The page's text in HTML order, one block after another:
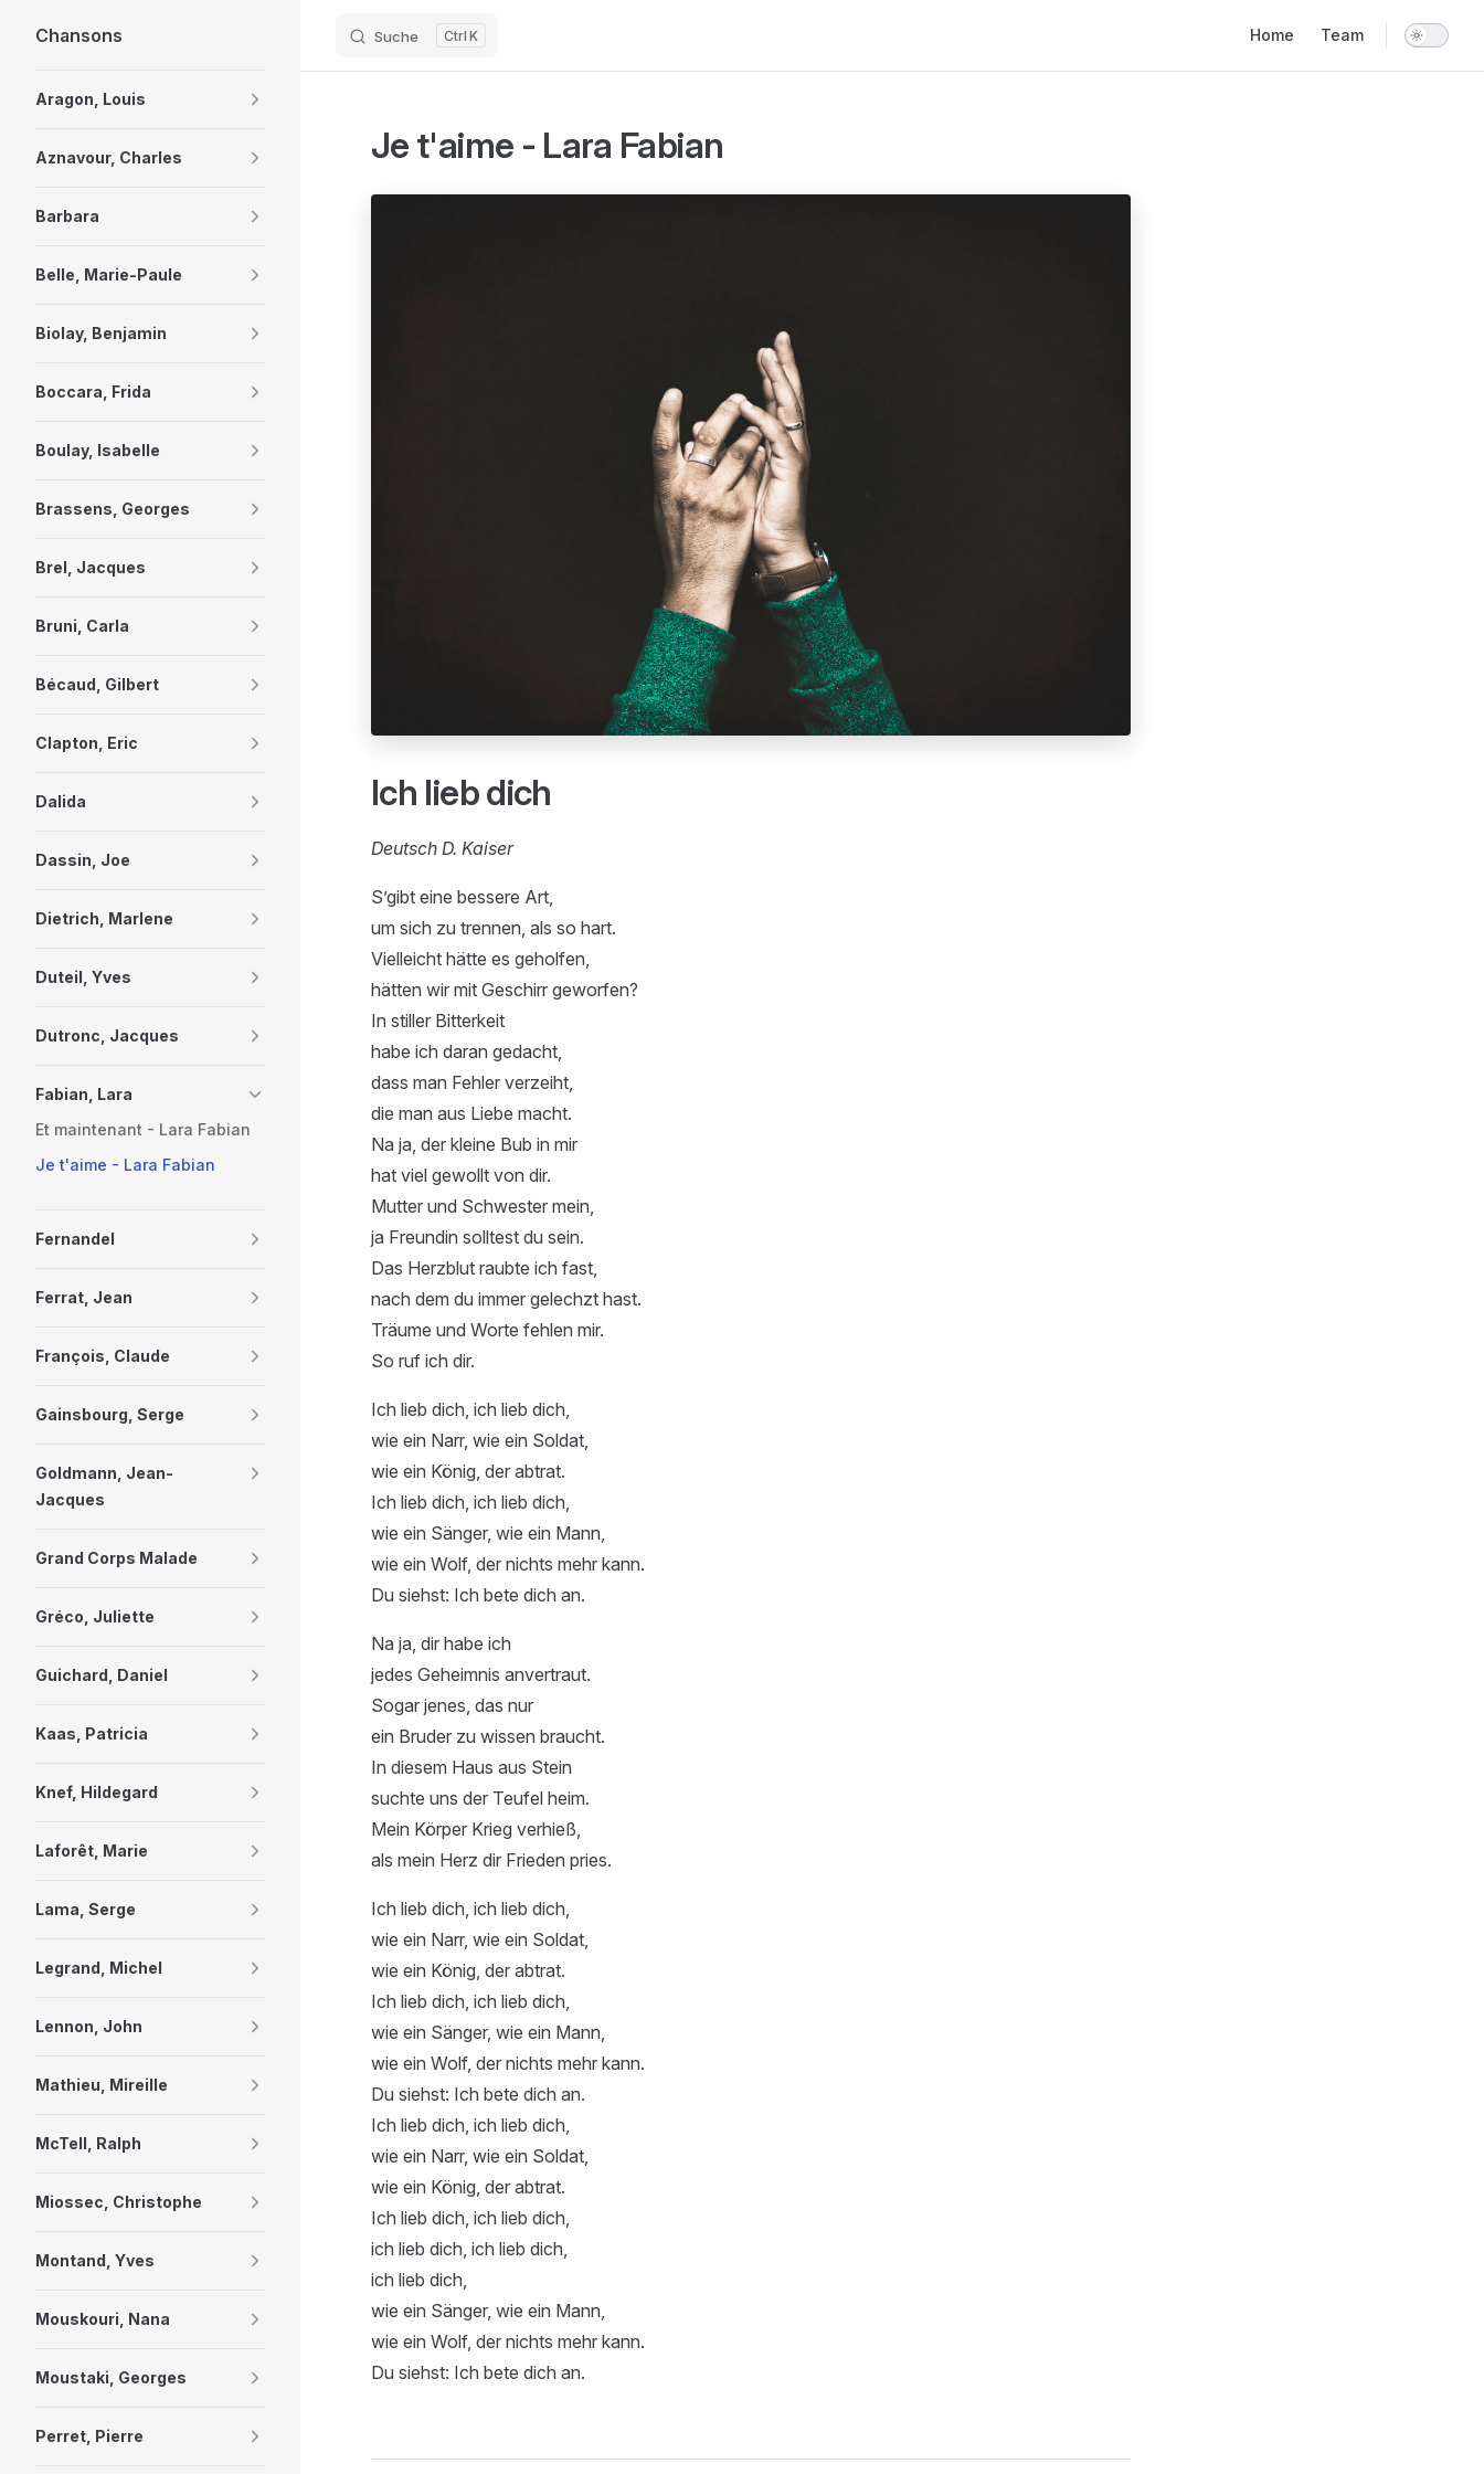
Skip to content
Chansons Suche K Home Team
Aragon, Louis
Aznavour, Charles
Barbara
Belle, Marie-Paule
Biolay, Benjamin
Boccara, Frida
Boulay, Isabelle
Brassens, Georges
Brel, Jacques
Bruni, Carla
Bécaud, Gilbert
Clapton, Eric
Dalida
Dassin, Joe
Dietrich, Marlene
Duteil, Yves
Dutronc, Jacques
Fabian, Lara
Et maintenant - Lara Fabian
Je t'aime - Lara Fabian
Fernandel
Ferrat, Jean
François, Claude
Gainsbourg, Serge
Goldmann, Jean-
Jacques
Grand Corps Malade
Gréco, Juliette
Guichard, Daniel
Kaas, Patricia
Knef, Hildegard
Laforêt, Marie
Lama, Serge
Legrand, Michel
Lennon, John
Mathieu, Mireille
McTell, Ralph
Miossec, Christophe
Montand, Yves
Mouskouri, Nana
Moustaki, Georges
Perret, Pierre
Je t'aime - Lara Fabian
Ich lieb dich
Deutsch D. Kaiser
S’gibt eine bessere Art,
um sich zu trennen, als so hart.
Vielleicht hätte es geholfen,
hätten wir mit Geschirr geworfen?
In stiller Bitterkeit
habe ich daran gedacht,
dass man Fehler verzeiht,
die man aus Liebe macht.
Na ja, der kleine Bub in mir
hat viel gewollt von dir.
Mutter und Schwester mein,
ja Freundin solltest du sein.
Das Herzblut raubte ich fast,
nach dem du immer gelechzt hast.
Träume und Worte fehlen mir.
So ruf ich dir.
Ich lieb dich, ich lieb dich,
wie ein Narr, wie ein Soldat,
wie ein König, der abtrat.
Ich lieb dich, ich lieb dich,
wie ein Sänger, wie ein Mann,
wie ein Wolf, der nichts mehr kann.
Du siehst: Ich bete dich an.
Na ja, dir habe ich
jedes Geheimnis anvertraut.
Sogar jenes, das nur
ein Bruder zu wissen braucht.
In diesem Haus aus Stein
suchte uns der Teufel heim.
Mein Körper Krieg verhieß,
als mein Herz dir Frieden pries.
Ich lieb dich, ich lieb dich,
wie ein Narr, wie ein Soldat,
wie ein König, der abtrat.
Ich lieb dich, ich lieb dich,
wie ein Sänger, wie ein Mann,
wie ein Wolf, der nichts mehr kann.
Du siehst: Ich bete dich an.
Ich lieb dich, ich lieb dich,
wie ein Narr, wie ein Soldat,
wie ein König, der abtrat.
Ich lieb dich, ich lieb dich,
ich lieb dich, ich lieb dich,
ich lieb dich,
wie ein Sänger, wie ein Mann,
wie ein Wolf, der nichts mehr kann.
Du siehst: Ich bete dich an.